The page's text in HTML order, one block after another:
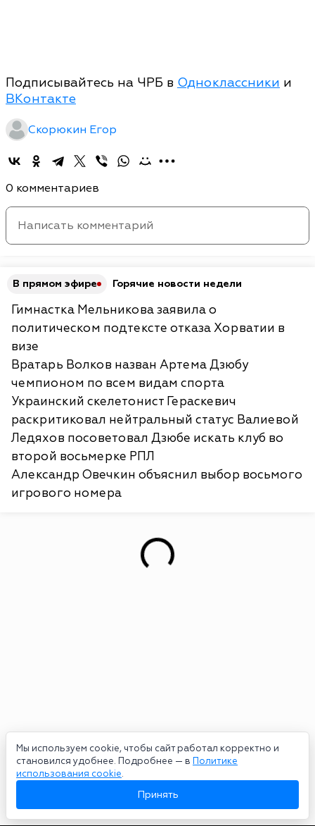
Мы используем cookie, чтобы сайт работал корректно и
становился удобнее. Подробнее — в Политике
использования cookie.
Принять
Подписывайтесь на ЧРБ в Одноклассники и
ВКонтакте
Скорюкин Егор
0 комментариев
В прямом эфире Горячие новости недели
Гимнастка Мельникова заявила о
политическом подтексте отказа Хорватии в
визе
Вратарь Волков назван Артема Дзюбу
чемпионом по всем видам спорта
Украинский скелетонист Гераскевич
раскритиковал нейтральный статус Валиевой
Ледяхов посоветовал Дзюбе искать клуб во
второй восьмерке РПЛ
Александр Овечкин объяснил выбор восьмого
игрового номера